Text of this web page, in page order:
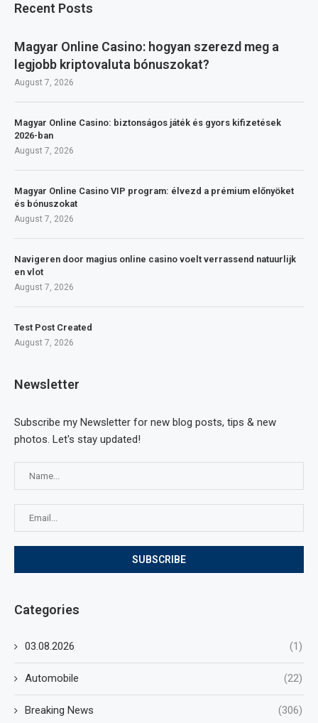
Recent Posts
Magyar Online Casino: hogyan szerezd meg a
legjobb kriptovaluta bónuszokat?
August 7, 2026
Magyar Online Casino: biztonságos játék és gyors kifizetések
2026-ban
August 7, 2026
Magyar Online Casino VIP program: élvezd a prémium előnyöket
és bónuszokat
August 7, 2026
Navigeren door magius online casino voelt verrassend natuurlijk
en vlot
August 7, 2026
Test Post Created
August 7, 2026
Newsletter
Subscribe my Newsletter for new blog posts, tips & new
photos. Let's stay updated!
Categories
03.08.2026 (1)
Automobile (22)
Breaking News (306)